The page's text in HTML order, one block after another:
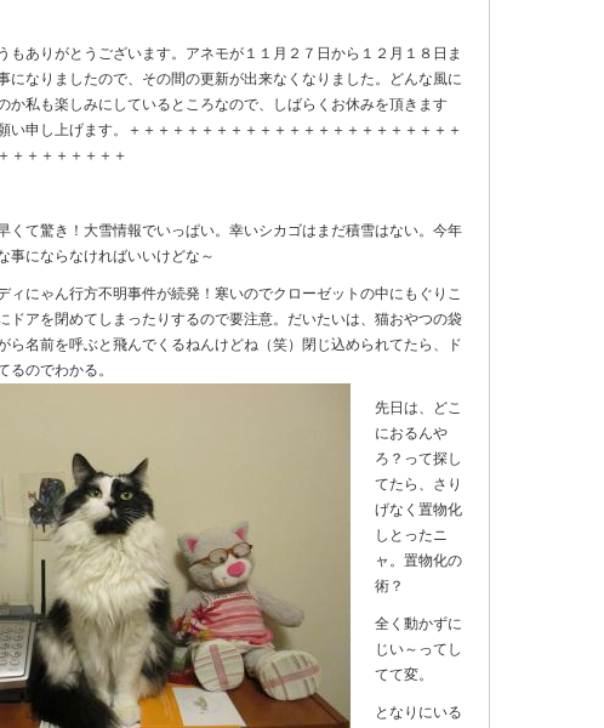
もありがとうございます。アネモが１１月２７日から１２月１８日ま
になりましたので、その間の更新が出来なくなりました。どんな風に
か私も楽しみにしているところなので、しばらくお休みを頂きます
い申し上げます。＋＋＋＋＋＋＋＋＋＋＋＋＋＋＋＋＋＋＋＋＋＋＋
＋＋＋＋＋＋＋＋
くて驚き！大雪情報でいっぱい。幸いシカゴはまだ積雪はない。今年
事にならなければいいけどな～
ィにゃん行方不明事件が続発！寒いのでクローゼットの中にもぐりこ
ドアを閉めてしまったりするので要注意。だいたいは、猫おやつの袋
ら名前を呼ぶと飛んでくるねんけどね（笑）閉じ込められてたら、ド
るのでわかる。
先日は、どこ
におるんや
ろ？って探し
てたら、さり
げなく置物化
しとったニ
ャ。置物化の
術？
全く動かずに
じい～ってし
てて変。
となりにいる